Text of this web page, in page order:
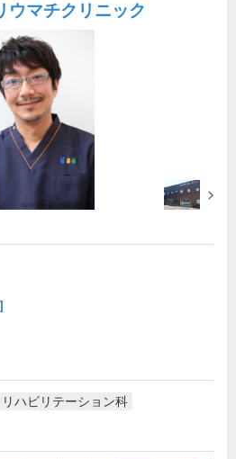
ウマチクリニック
リハビリテーション科